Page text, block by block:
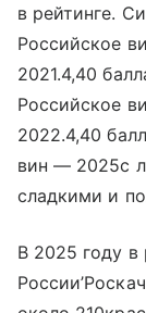
в рейтинге.
Российское
2021.4,40
Российское
2022.4,40
вин — 2025с
сладкими и
В 2025 году в